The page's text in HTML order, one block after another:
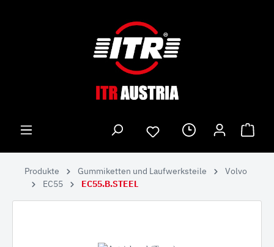
Produkte Gummiketten und Laufwerksteile
Volvo
EC55
EC55.B.STEEL